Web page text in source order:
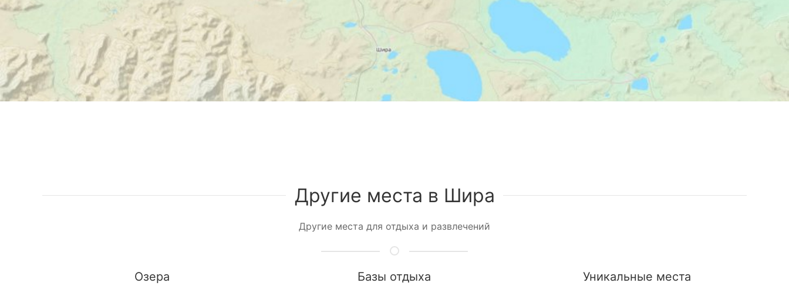
Другие места в Шира
Другие места для отдыха и развлечений
Озера Базы отдыха Уникальные места